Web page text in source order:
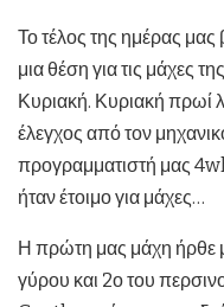
Το τέλος της ημέρας μας
μια θέση για τις μάχες
Κυριακή. Κυριακή πρωί
έλεγχος από τον
προγραμματιστή μας
ήταν έτοιμο για μάχες…
Η πρώτη μας μάχη ήρθε
γύρου και 2ο του